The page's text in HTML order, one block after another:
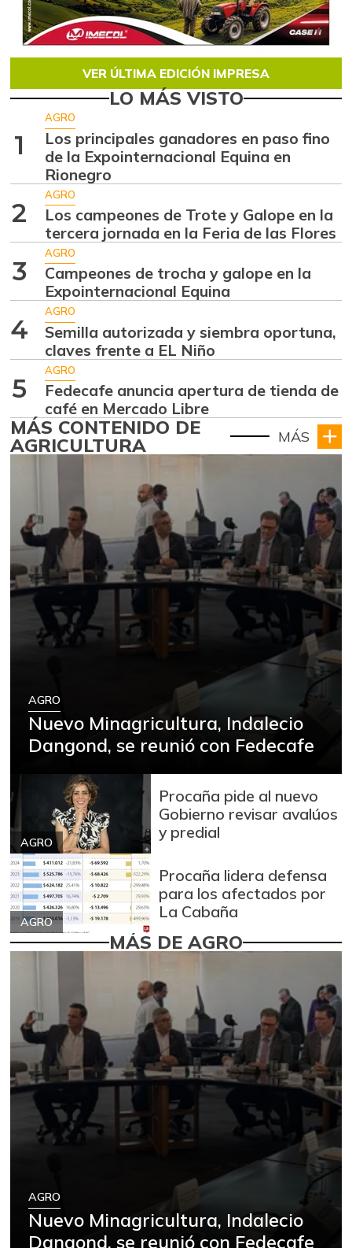
VER ÚLTIMA EDICIÓN IMPRESA
LO MÁS VISTO
1
AGRO
Los principales ganadores en paso fino
de la Expointernacional Equina en
Rionegro
2
AGRO
Los campeones de Trote y Galope en la
tercera jornada en la Feria de las Flores
3
AGRO
Campeones de trocha y galope en la
Expointernacional Equina
4
AGRO
Semilla autorizada y siembra oportuna,
claves frente a EL Niño
5
AGRO
Fedecafe anuncia apertura de tienda de
café en Mercado Libre
MÁS CONTENIDO DE
AGRICULTURA MÁS
AGRO
Nuevo Minagricultura, Indalecio
Dangond, se reunió con Fedecafe
AGRO
Procaña pide al nuevo
Gobierno revisar avalúos
y predial
AGRO
Procaña lidera defensa
para los afectados por
La Cabaña
MÁS DE AGRO
AGRO
Nuevo Minagricultura, Indalecio
Dangond, se reunió con Fedecafe